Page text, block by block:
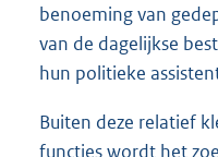
benoeming van
van de dagelijkse
hun politieke
Buiten deze relatief
functies wordt het